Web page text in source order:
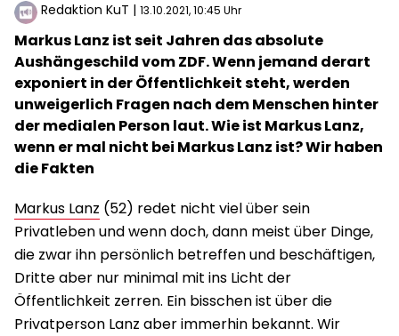
Redaktion KuT | 13.10.2021, 10:45 Uhr
Markus Lanz ist seit Jahren das absolute
Aushängeschild vom ZDF. Wenn jemand derart
exponiert in der Öffentlichkeit steht, werden
unweigerlich Fragen nach dem Menschen hinter
der medialen Person laut. Wie ist Markus Lanz,
wenn er mal nicht bei Markus Lanz ist? Wir haben
die Fakten
Markus Lanz (52) redet nicht viel über sein
Privatleben und wenn doch, dann meist über Dinge,
die zwar ihn persönlich betreffen und beschäftigen,
Dritte aber nur minimal mit ins Licht der
Öffentlichkeit zerren. Ein bisschen ist über die
Privatperson Lanz aber immerhin bekannt. Wir